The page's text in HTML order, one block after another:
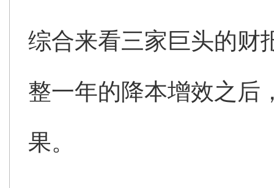
综合来看三家巨头的财
整一年的降本增效之后
果。